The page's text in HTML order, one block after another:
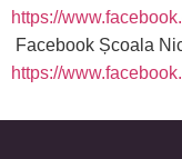
https://
Facebook Școala
https://